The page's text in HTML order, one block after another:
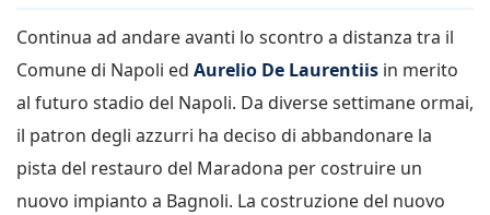
Continua ad andare avanti lo scontro a distanza tra il
Comune di Napoli ed Aurelio De Laurentiis in merito
al futuro stadio del Napoli. Da diverse settimane ormai,
il patron degli azzurri ha deciso di abbandonare la
pista del restauro del Maradona per costruire un
nuovo impianto a Bagnoli. La costruzione del nuovo